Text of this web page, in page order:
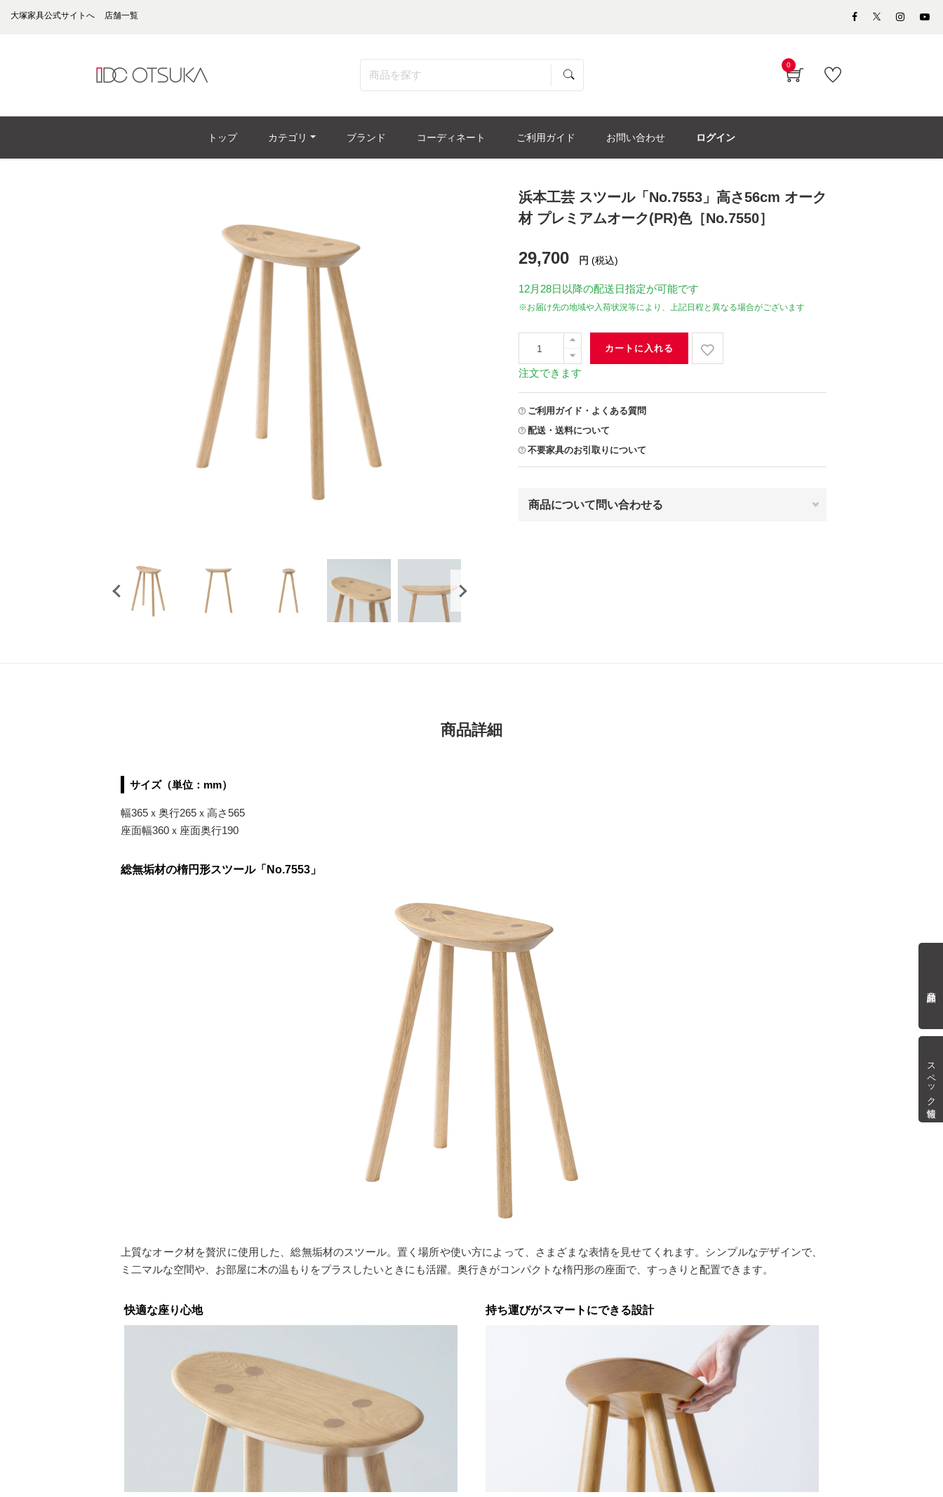
スペック情報
大塚家具公式サイトへ 店舗一覧
0
トップ カテゴリ ブランド コーディネート ご利用ガイド お問い合わせ ログイン
浜本工芸 スツール「No.7553」高さ56cm オーク
材 プレミアムオーク(PR)色［No.7550］
29,700 円 (税込)
12月28日 以降の配送日指定が可能です
※お届け先の地域や入荷状況等により、上記日程と異なる場合がございます
カートに入れる
注文できます
ご利用ガイド・よくある質問
配送・送料について
不要家具のお引取りについて
商品について問い合わせる
商品詳細
サイズ（単位：mm）
幅365ｘ奥行265ｘ高さ565
座面幅360ｘ座面奥行190
総無垢材の楕円形スツール「No.7553」
上質なオーク材を贅沢に使用した、総無垢材のスツール。置く場所や使い方によって、さまざまな表情を見せてくれます。シンプルなデザインで、
ミ二マルな空間や、お部屋に木の温もりをプラスしたいときにも活躍。奥行きがコンパクトな楕円形の座面で、すっきりと配置できます。
快適な座り心地 持ち運びがスマートにできる設計